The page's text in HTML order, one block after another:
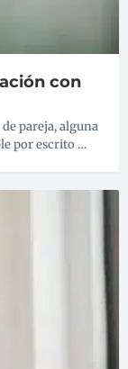
con
pareja, alguna
por escrito …